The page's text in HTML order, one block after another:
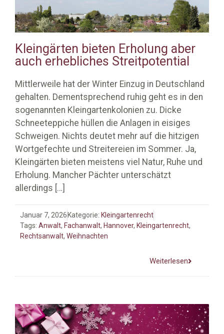
Kleingärten bieten Erholung aber
auch erhebliches Streitpotential
Mittlerweile hat der Winter Einzug in Deutschland
gehalten. Dementsprechend ruhig geht es in den
sogenannten Kleingartenkolonien zu. Dicke
Schneeteppiche hüllen die Anlagen in eisiges
Schweigen. Nichts deutet mehr auf die hitzigen
Wortgefechte und Streitereien im Sommer. Ja,
Kleingärten bieten meistens viel Natur, Ruhe und
Erholung. Mancher Pächter unterschätzt
allerdings […]
Januar 7, 2026 Kategorie: Kleingartenrecht
Tags: Anwalt, Fachanwalt, Hannover, Kleingartenrecht,
Rechtsanwalt, Weihnachten
Weiterlesen